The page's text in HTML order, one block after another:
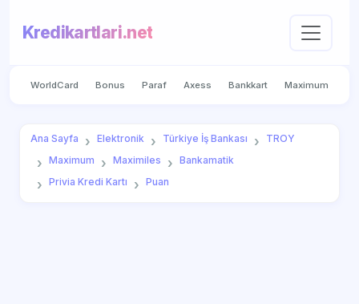
Kredikartlari.net
WorldCard Bonus Paraf Axess Bankkart Maximum
Ana Sayfa Elektronik Türkiye İş Bankası
TROY
Maximum
Maximiles
Bankamatik
Privia Kredi Kartı
Puan